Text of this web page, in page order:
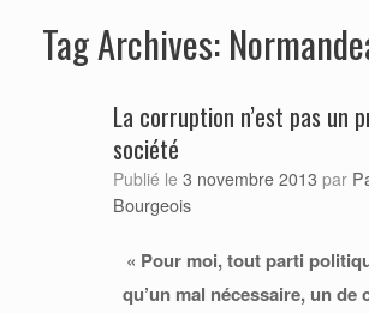
Tag Archives:
La corruption n’est pas un
société
Publié le 3 novembre 2013 par
Bourgeois
« Pour moi, tout parti
qu’un mal nécessaire, un de